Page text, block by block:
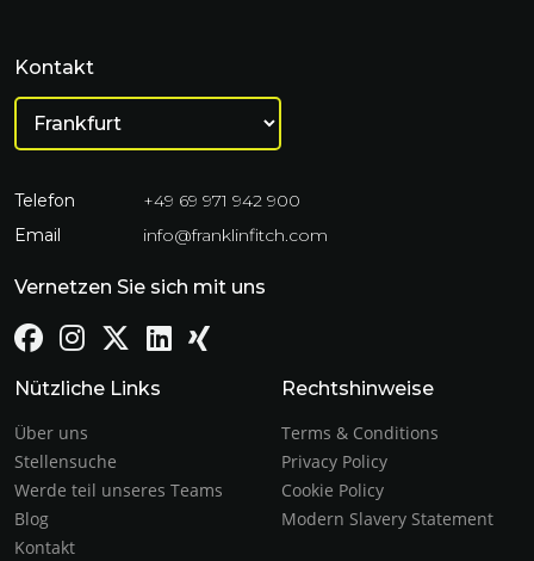
Kontakt
Telefon
+49 69 971 942 900
Email
info@franklinfitch.com
Vernetzen Sie sich mit uns
Nützliche Links
Über uns
Stellensuche
Werde teil unseres Teams
Blog
Kontakt
Rechtshinweise
Terms & Conditions
Privacy Policy
Cookie Policy
Modern Slavery Statement